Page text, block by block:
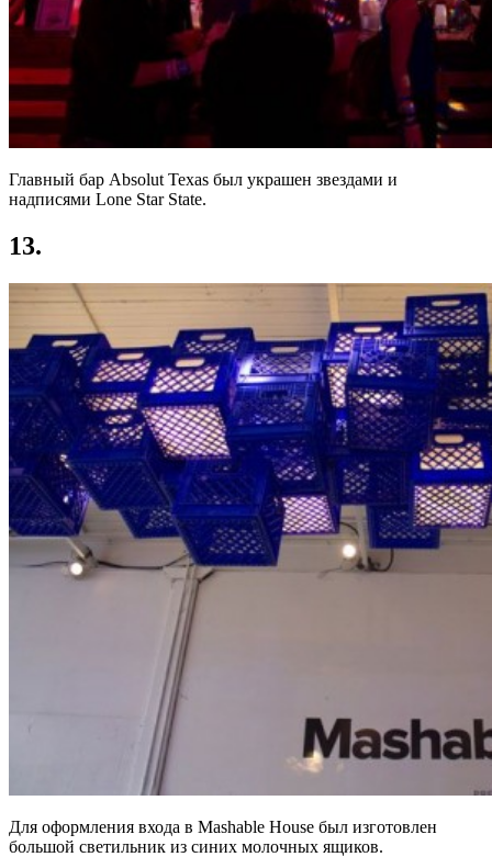
Главный бар Absolut Texas был украшен звездами и
надписями Lone Star State.
13.
Для оформления входа в Mashable House был изготовлен
большой светильник из синих молочных ящиков.